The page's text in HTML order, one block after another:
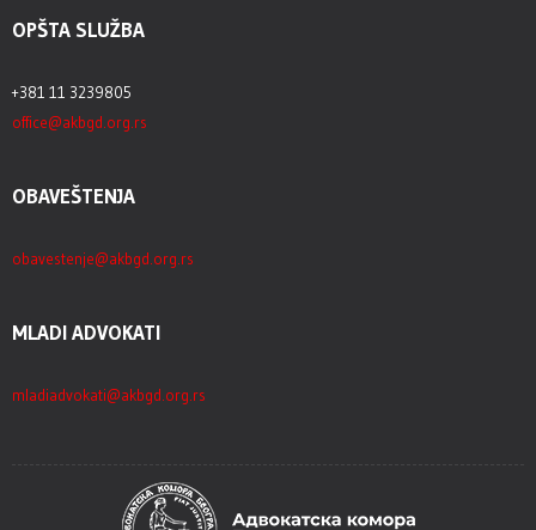
OPŠTA SLUŽBA
+381 11 3239805
office@akbgd.org.rs
OBAVEŠTENJA
obavestenje@akbgd.org.rs
MLADI ADVOKATI
mladiadvokati@akbgd.org.rs